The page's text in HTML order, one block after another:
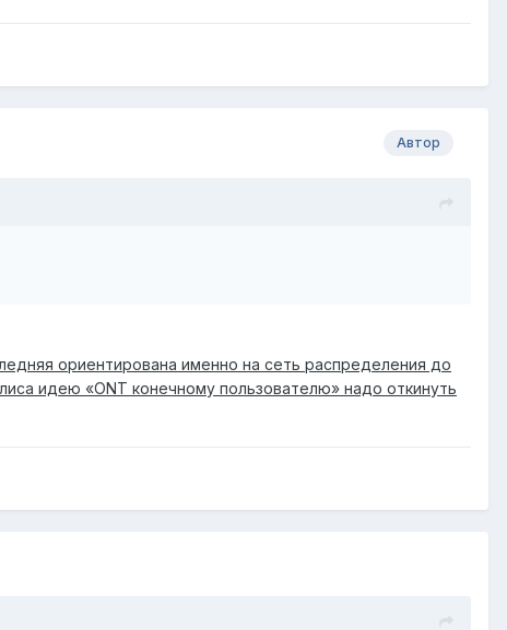
Автор
ориентирована именно на сеть распределения до
идею «ONT конечному пользователю» надо откинуть